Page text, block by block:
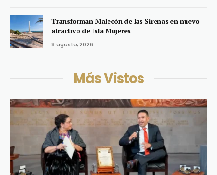
Transforman Malecón de las Sirenas en nuevo
atractivo de Isla Mujeres
8 agosto, 2026
Más Vistos